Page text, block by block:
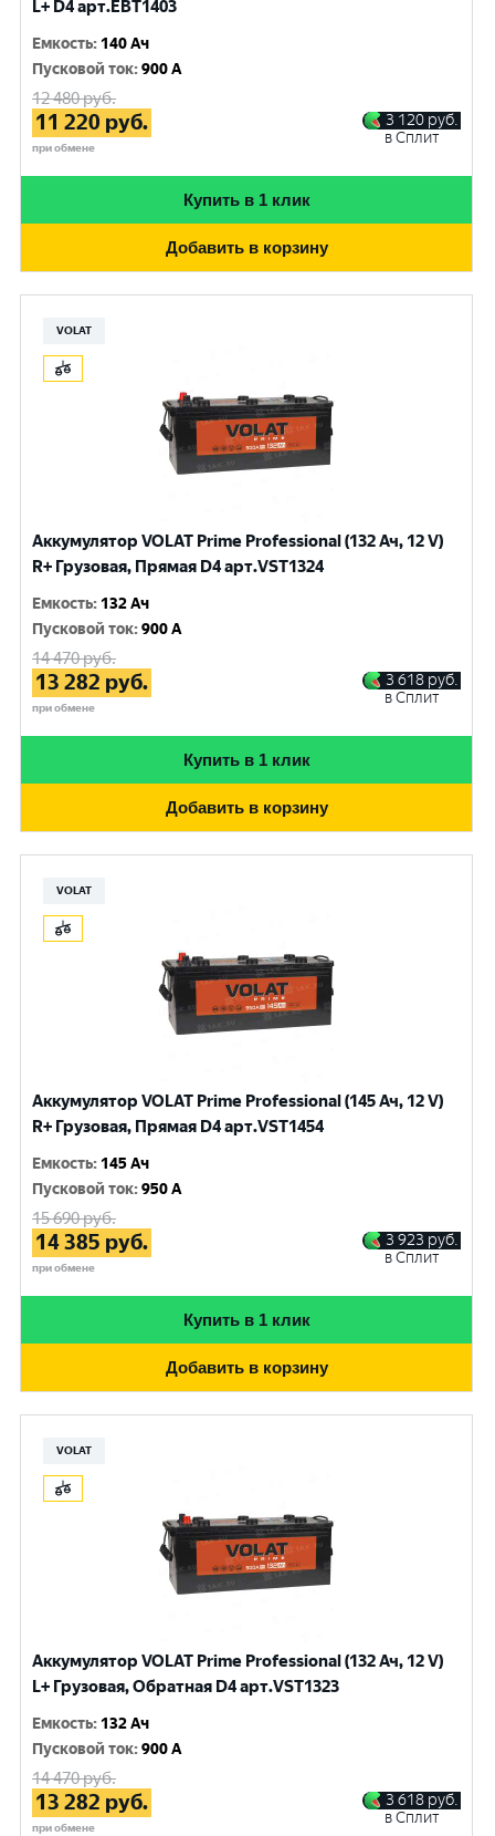
L+ D4 арт.EBT1403
Емкость: 140 Ач
Пусковой ток:900 A
12 480руб.
11 220 руб.
при обмене
3 120 руб.
в Сплит
Купить в 1 клик
Добавить в корзину
VOLAT
Аккумулятор VOLAT Prime Professional (132 Ач, 12 V)
R+ Грузовая, Прямая D4 арт.VST1324
Емкость: 132 Ач
Пусковой ток:900 A
14 470руб.
13 282 руб.
при обмене
3 618 руб.
в Сплит
Купить в 1 клик
Добавить в корзину
VOLAT
Аккумулятор VOLAT Prime Professional (145 Ач, 12 V)
R+ Грузовая, Прямая D4 арт.VST1454
Емкость: 145 Ач
Пусковой ток:950 A
15 690руб.
14 385 руб.
при обмене
3 923 руб.
в Сплит
Купить в 1 клик
Добавить в корзину
VOLAT
Аккумулятор VOLAT Prime Professional (132 Ач, 12 V)
L+ Грузовая, Обратная D4 арт.VST1323
Емкость: 132 Ач
Пусковой ток:900 A
14 470руб.
13 282 руб.
при обмене
3 618 руб.
в Сплит